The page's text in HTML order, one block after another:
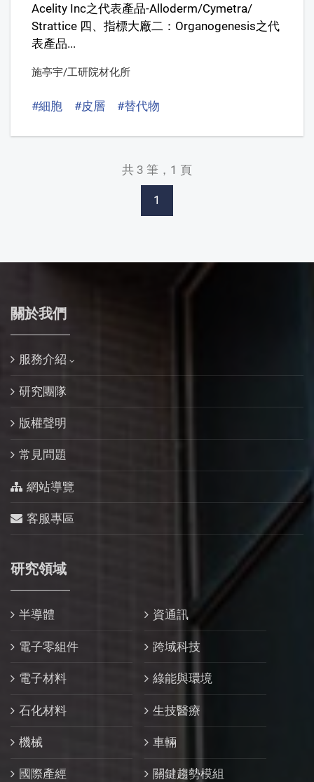
Acelity Inc之代表產品-Alloderm/Cymetra/
Strattice 四、指標大廠二：Organogenesis之代
表產品...
施亭宇/工研院材化所
#細胞 #皮層 #替代物
共 3 筆，1 頁
1
關於我們
服務介紹
研究團隊
版權聲明
常見問題
網站導覽
客服專區
研究領域
半導體 資通訊
電子零組件 跨域科技
電子材料 綠能與環境
石化材料 生技醫療
機械 車輛
國際產經 關鍵趨勢模組